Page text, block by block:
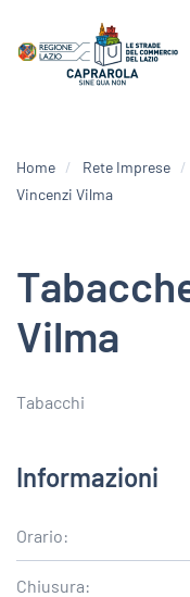
Home Rete Imprese
Vincenzi Vilma
Vilma
Tabacchi
Informazioni
Orario:
Chiusura: